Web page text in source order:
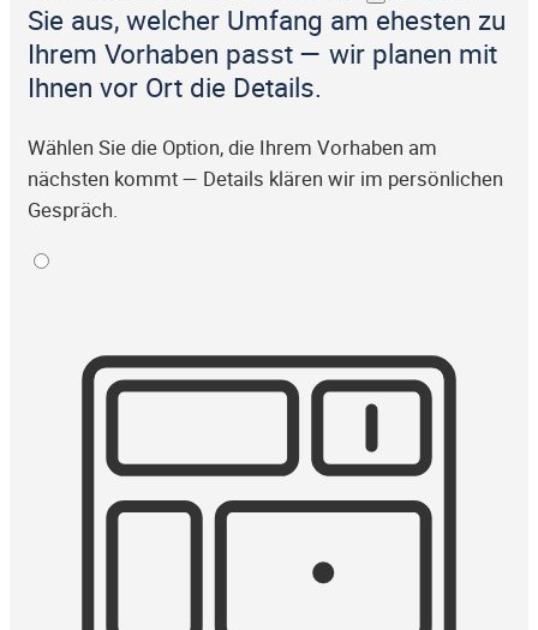
Sie aus, welcher Umfang am ehesten zu
Ihrem Vorhaben passt — wir planen mit
Ihnen vor Ort die Details.
Wählen Sie die Option, die Ihrem Vorhaben am
nächsten kommt — Details klären wir im persönlichen
Gespräch.